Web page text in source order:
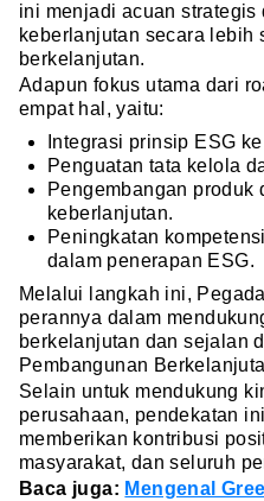
ini menjadi acuan
keberlanjutan secara lebih
berkelanjutan.
Adapun fokus utama dari
empat hal, yaitu:
Integrasi prinsip ESG
Penguatan tata kelola
Pengembangan produk
keberlanjutan.
Peningkatan
dalam penerapan ESG.
Melalui langkah ini,
perannya dalam
berkelanjutan dan sejalan
Pembangunan
Selain untuk mendukung
perusahaan, pendekatan
memberikan kontribusi
masyarakat, dan seluruh
Baca juga: Mengenal